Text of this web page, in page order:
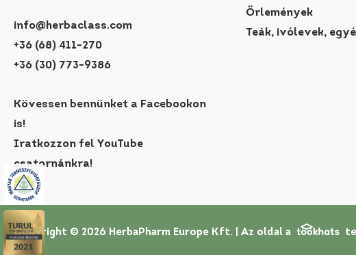
info@herbaclass.com
+36 (68) 411-270
+36 (30) 773-9386
Kövessen bennünket a Facebookon
is!
Iratkozzon fel YouTube
csatornánkra!
Őrlemények
Teák, ivólevek,
Copyright © 2026 HerbaPharm Europe Kft. | Az oldal a